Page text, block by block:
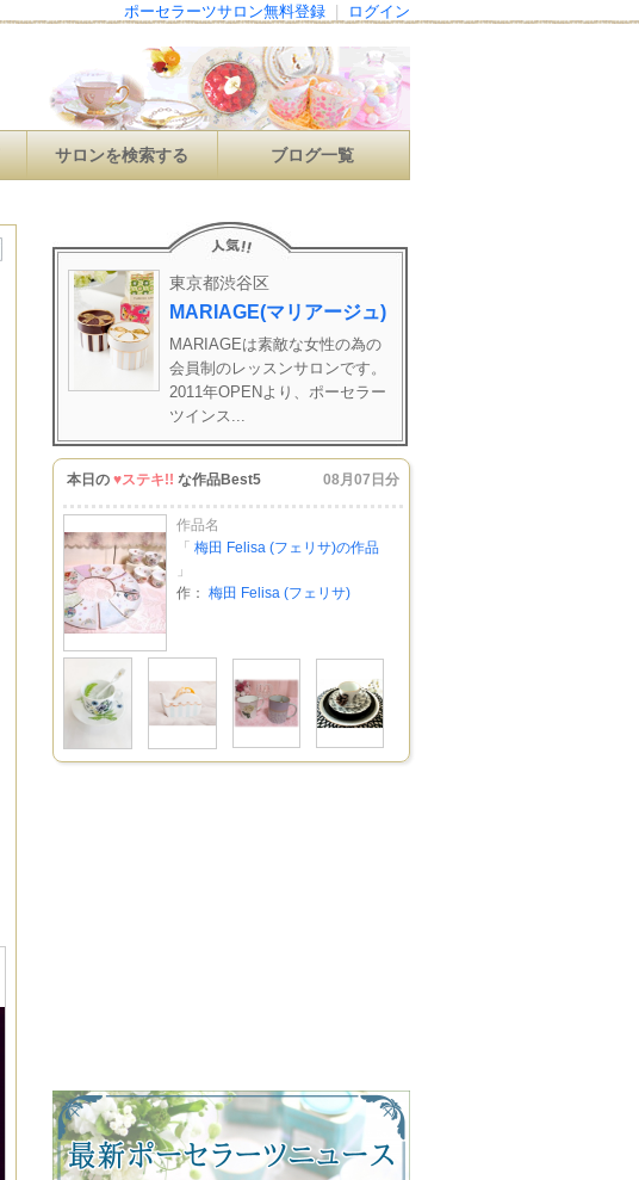
ログイン
ポーセラーツサロン無料登録
サロンを検索する ブログ一覧
東京都渋谷区
MARIAGE(マリアージュ)
MARIAGEは素敵な女性の為の
会員制のレッスンサロンです。
2011年OPENより、ポーセラー
ツインス...
本日の ♥ステキ!! な作品Best5 08月07日分
作品名
「 梅田 Felisa (フェリサ)の作品
」
作： 梅田 Felisa (フェリサ)